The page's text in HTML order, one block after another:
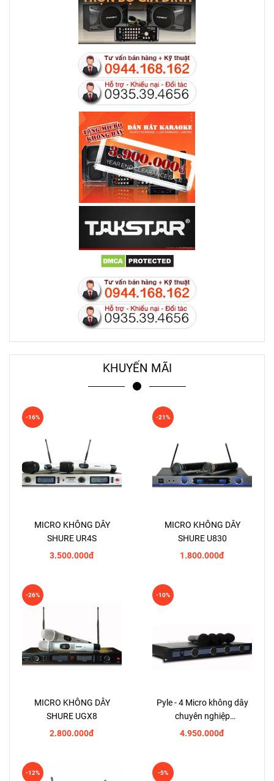
KHUYẾN MÃI
MICRO KHÔNG DÂY
SHURE UR4S
3.500.000đ
-16%
MICRO KHÔNG DÂY
SHURE U830
1.800.000đ
-21%
MICRO KHÔNG DÂY
SHURE UGX8
2.800.000đ
-26%
Pyle - 4 Micro không dây
chuyên nghiệp
PDWM5000
4.950.000đ
-10%
-12% -5%